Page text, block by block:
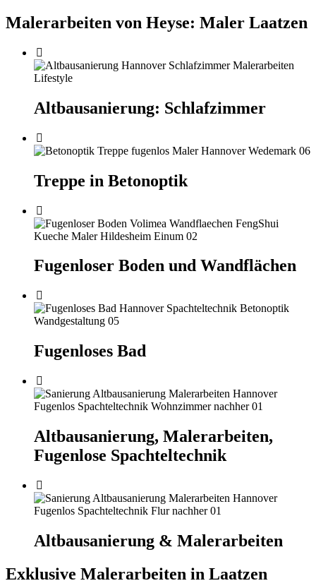
Malerarbeiten von Heyse: Maler Laatzen
Altbausanierung: Schlafzimmer
Treppe in Betonoptik
Fugenloser Boden und Wandflächen
Fugenloses Bad
Altbausanierung, Malerarbeiten,
Fugenlose Spachteltechnik
Altbausanierung & Malerarbeiten
Exklusive Malerarbeiten in Laatzen